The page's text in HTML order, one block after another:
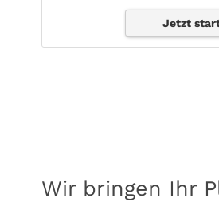
Jetzt
Wir bringen Ihr